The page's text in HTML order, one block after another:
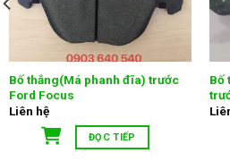
Bố thắng(Má phanh đĩa) trước
Ford Focus
Liên hệ
ĐỌC TIẾP
Bố